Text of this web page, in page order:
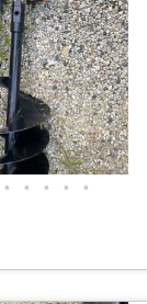
• • • • •